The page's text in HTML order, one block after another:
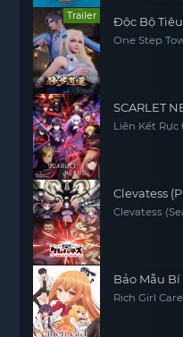
Trailer Độc Bộ
One Step
SCARLET
Liên Kết Rực
Clevatess
Clevatess
Bảo Mẫu
Rich Girl